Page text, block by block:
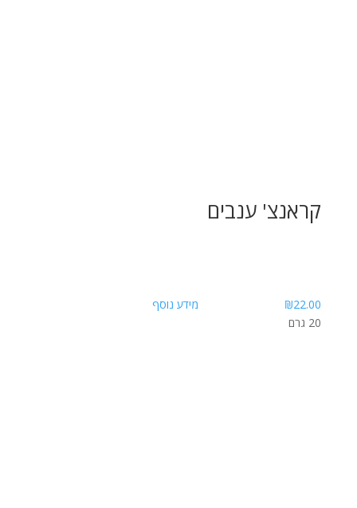
קראנצ' ענבים
₪22.00
מידע נוסף
20 גרם